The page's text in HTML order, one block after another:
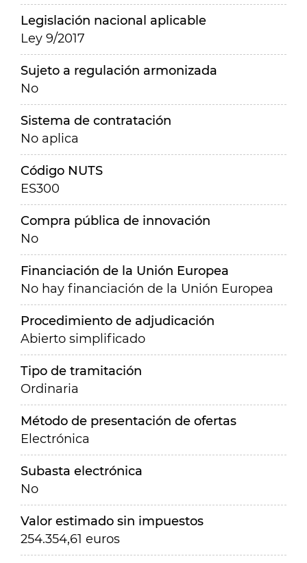
Legislación nacional aplicable
Ley 9/2017
Sujeto a regulación armonizada
No
Sistema de contratación
No aplica
Código NUTS
ES300
Compra pública de innovación
No
Financiación de la Unión Europea
No hay financiación de la Unión Europea
Procedimiento de adjudicación
Abierto simplificado
Tipo de tramitación
Ordinaria
Método de presentación de ofertas
Electrónica
Subasta electrónica
No
Valor estimado sin impuestos
254.354,61 euros